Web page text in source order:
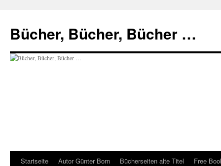
springen
Bücher, Bücher, Bücher …
Startseite Autor Günter Born Bücherseiten alte Titel Free